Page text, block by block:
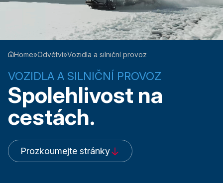
Home»Odvětví»Vozidla a silniční provoz
VOZIDLA A SILNIČNÍ PROVOZ
Spolehlivost na
cestách.
Prozkoumejte stránky